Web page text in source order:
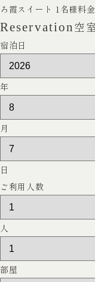
ろ霞スイート 1名様料
Reservation空
宿泊日
年
月
日
ご利用人数
人
部屋